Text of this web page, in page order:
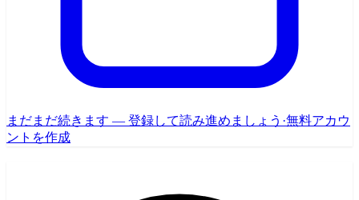
まだまだ続きます — 登録して読み進めましょう ·無料アカウ
ントを作成